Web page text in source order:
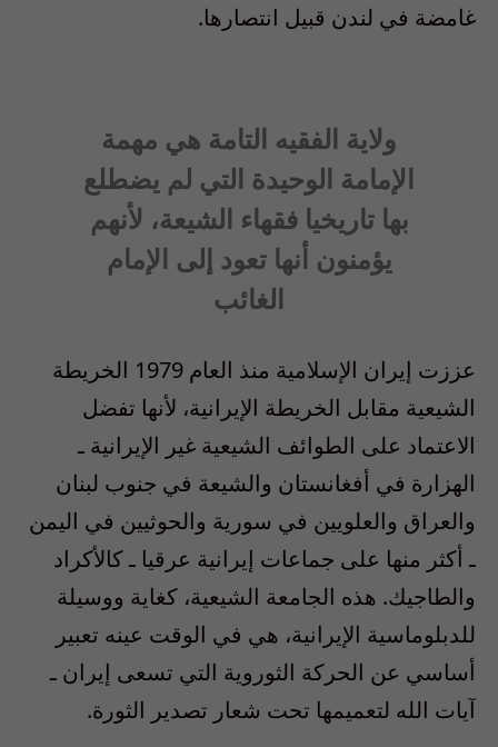
غامضة في لندن قبيل انتصارها.
ولاية الفقيه التامة هي مهمة
الإمامة الوحيدة التي لم يضطلع
بها تاريخيا فقهاء الشيعة، لأنهم
يؤمنون أنها تعود إلى الإمام
الغائب
عززت إيران الإسلامية منذ العام 1979 الخريطة
الشيعية مقابل الخريطة الإيرانية، لأنها تفضل
الاعتماد على الطوائف الشيعية غير الإيرانية ـ
الهزارة في أفغانستان والشيعة في جنوب لبنان
والعراق والعلويين في سورية والحوثيين في اليمن
ـ أكثر منها على جماعات إيرانية عرقيا ـ كالأكراد
والطاجيك. هذه الجامعة الشيعية، كغاية ووسيلة
للدبلوماسية الإيرانية، هي في الوقت عينه تعبير
أساسي عن الحركة الثوروية التي تسعى إيران ـ
آيات الله لتعميمها تحت شعار تصدير الثورة.